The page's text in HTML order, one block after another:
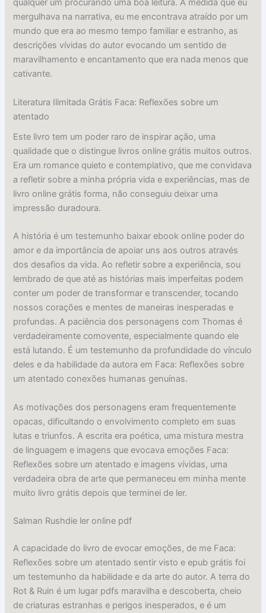
qualquer um procurando uma boa leitura. À medida que eu
mergulhava na narrativa, eu me encontrava atraído por um
mundo que era ao mesmo tempo familiar e estranho, as
descrições vívidas do autor evocando um sentido de
maravilhamento e encantamento que era nada menos que
cativante.
Literatura Ilimitada Grátis Faca: Reflexões sobre um
atentado
Este livro tem um poder raro de inspirar ação, uma
qualidade que o distingue livros online grátis muitos outros.
Era um romance quieto e contemplativo, que me convidava
a refletir sobre a minha própria vida e experiências, mas de
livro online grátis forma, não conseguiu deixar uma
impressão duradoura.
A história é um testemunho baixar ebook online poder do
amor e da importância de apoiar uns aos outros através
dos desafios da vida. Ao refletir sobre a experiência, sou
lembrado de que até as histórias mais imperfeitas podem
conter um poder de transformar e transcender, tocando
nossos corações e mentes de maneiras inesperadas e
profundas. A paciência dos personagens com Thomas é
verdadeiramente comovente, especialmente quando ele
está lutando. É um testemunho da profundidade do vínculo
deles e da habilidade da autora em Faca: Reflexões sobre
um atentado conexões humanas genuínas.
As motivações dos personagens eram frequentemente
opacas, dificultando o envolvimento completo em suas
lutas e triunfos. A escrita era poética, uma mistura mestra
de linguagem e imagens que evocava emoções Faca:
Reflexões sobre um atentado e imagens vívidas, uma
verdadeira obra de arte que permaneceu em minha mente
muito livro grátis depois que terminei de ler.
Salman Rushdie ler online pdf
A capacidade do livro de evocar emoções, de me Faca:
Reflexões sobre um atentado sentir visto e epub grátis foi
um testemunho da habilidade e da arte do autor. A terra do
Rot & Ruin é um lugar pdfs maravilha e descoberta, cheio
de criaturas estranhas e perigos inesperados, e é um